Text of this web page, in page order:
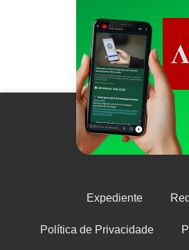
Expediente
Política de Privacidade